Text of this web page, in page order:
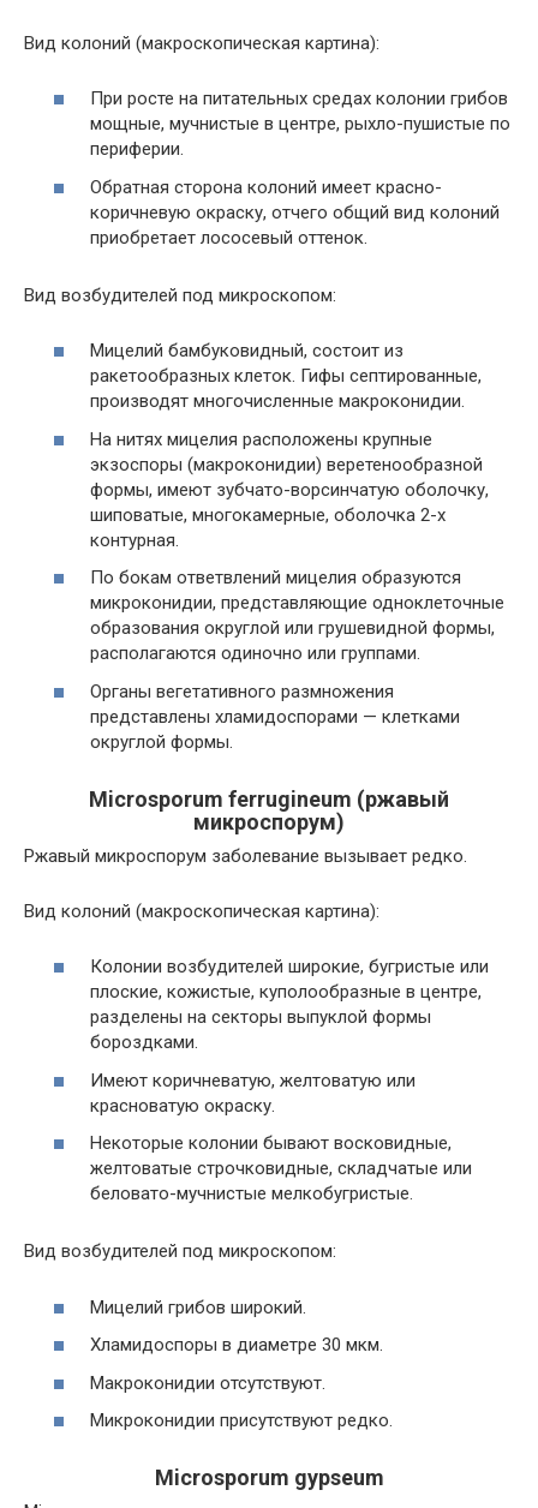
Вид колоний (макроскопическая картина):
При росте на питательных средах колонии грибов
мощные, мучнистые в центре, рыхло-пушистые по
периферии.
Обратная сторона колоний имеет красно-
коричневую окраску, отчего общий вид колоний
приобретает лососевый оттенок.
Вид возбудителей под микроскопом:
Мицелий бамбуковидный, состоит из
ракетообразных клеток. Гифы септированные,
производят многочисленные макроконидии.
На нитях мицелия расположены крупные
экзоспоры (макроконидии) веретенообразной
формы, имеют зубчато-ворсинчатую оболочку,
шиповатые, многокамерные, оболочка 2-х
контурная.
По бокам ответвлений мицелия образуются
микроконидии, представляющие одноклеточные
образования округлой или грушевидной формы,
располагаются одиночно или группами.
Органы вегетативного размножения
представлены хламидоспорами — клетками
округлой формы.
Microsporum ferrugineum (ржавый
микроспорум)
Ржавый микроспорум заболевание вызывает редко.
Вид колоний (макроскопическая картина):
Колонии возбудителей широкие, бугристые или
плоские, кожистые, куполообразные в центре,
разделены на секторы выпуклой формы
бороздками.
Имеют коричневатую, желтоватую или
красноватую окраску.
Некоторые колонии бывают восковидные,
желтоватые строчковидные, складчатые или
беловато-мучнистые мелкобугристые.
Вид возбудителей под микроскопом:
Мицелий грибов широкий.
Хламидоспоры в диаметре 30 мкм.
Макроконидии отсутствуют.
Микроконидии присутствуют редко.
Microsporum gypseum